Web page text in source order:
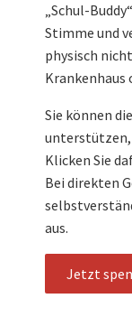
„Schul-
Stimme und
physisch
Krankenhaus
Sie können
unterstützen,
Klicken Sie
Bei direkten
aus.
Jetzt